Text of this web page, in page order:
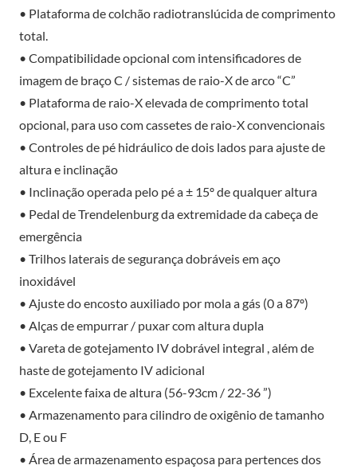
• Plataforma de colchão radiotranslúcida de comprimento
total.
• Compatibilidade opcional com intensificadores de
imagem de braço C / sistemas de raio-X de arco “C”
• Plataforma de raio-X elevada de comprimento total
opcional, para uso com cassetes de raio-X convencionais
• Controles de pé hidráulico de dois lados para ajuste de
altura e inclinação
• Inclinação operada pelo pé a ± 15º de qualquer altura
• Pedal de Trendelenburg da extremidade da cabeça de
emergência
• Trilhos laterais de segurança dobráveis em aço
inoxidável
• Ajuste do encosto auxiliado por mola a gás (0 a 87º)
• Alças de empurrar / puxar com altura dupla
• Vareta de gotejamento IV dobrável integral , além de
haste de gotejamento IV adicional
• Excelente faixa de altura (56-93cm / 22-36 ”)
• Armazenamento para cilindro de oxigênio de tamanho
D, E ou F
• Área de armazenamento espaçosa para pertences dos